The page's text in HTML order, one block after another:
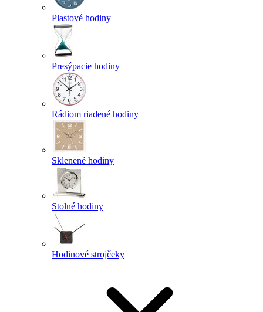
Plastové hodiny
Presýpacie hodiny
Rádiom riadené hodiny
Sklenené hodiny
Stolné hodiny
Hodinové strojčeky